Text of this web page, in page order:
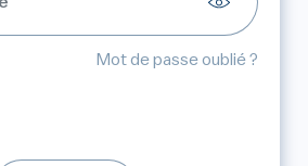
Mot de passe oublié ?